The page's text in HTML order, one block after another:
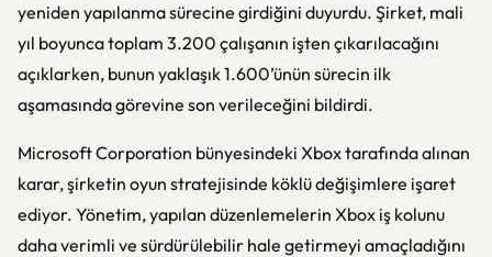
yeniden yapılanma sürecine girdiğini duyurdu. Şirket, mali
yıl boyunca toplam 3.200 çalışanın işten çıkarılacağını
açıklarken, bunun yaklaşık 1.600’ünün sürecin ilk
aşamasında görevine son verileceğini bildirdi.
Microsoft Corporation bünyesindeki Xbox tarafında alınan
karar, şirketin oyun stratejisinde köklü değişimlere işaret
ediyor. Yönetim, yapılan düzenlemelerin Xbox iş kolunu
daha verimli ve sürdürülebilir hale getirmeyi amaçladığını